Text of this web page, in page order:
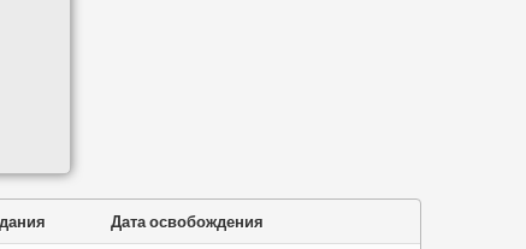
Дата освобождения